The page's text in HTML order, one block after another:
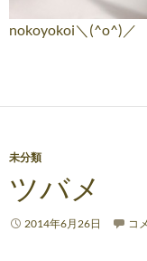
nokoyokoi＼(^o^)／
未分類
ツバメ
2014年6月26日 コ